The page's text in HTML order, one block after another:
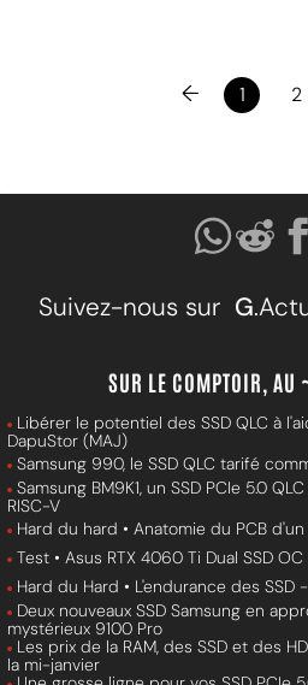
← 1 2
Suivez-nous sur G
SUR LE COMPTOIR, AU
Libérer le potentiel des SSD QLC à
DapuStor (MAJ)
Samsung 990, le SSD QLC tarifé
Samsung BM9K1, un SSD PCIe 5.0
RISC-V
Hard du hard • Anatomie du PCB d'un
Test • Asus RTX 4060 Ti Dual SSD OC
Hard du Hard • L'endurance des SSD
Deux nouveaux SSD Samsung en
mystérieux 9100 Pro
Les prix de la RAM, des SSD et des
la mi-janvier